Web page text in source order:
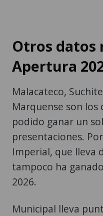
Otros datos
Apertura
Malacateco,
Marquense son los
podido ganar un
presentaciones.
Imperial, que lleva
tampoco ha
2026.
Municipal lleva